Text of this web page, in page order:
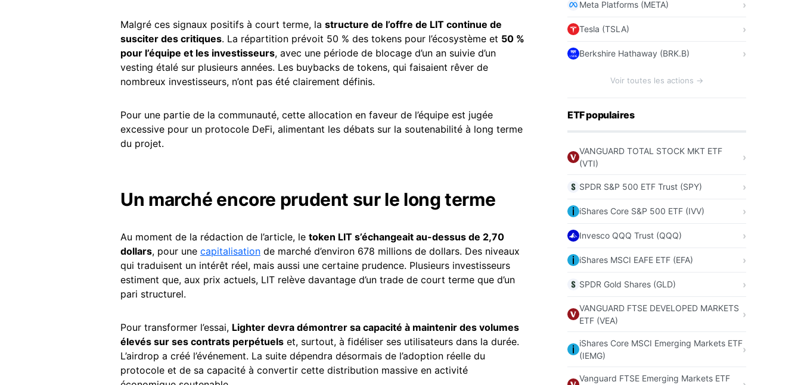
Malgré ces signaux positifs à court terme, la structure de l’offre de LIT continue de
susciter des critiques. La répartition prévoit 50 % des tokens pour l’écosystème et 50 %
pour l’équipe et les investisseurs, avec une période de blocage d’un an suivie d’un
vesting étalé sur plusieurs années. Les buybacks de tokens, qui faisaient rêver de
nombreux investisseurs, n’ont pas été clairement définis.
Pour une partie de la communauté, cette allocation en faveur de l’équipe est jugée
excessive pour un protocole DeFi, alimentant les débats sur la soutenabilité à long terme
du projet.
Un marché encore prudent sur le long terme
Au moment de la rédaction de l’article, le token LIT s’échangeait au-dessus de 2,70
dollars, pour une capitalisation de marché d’environ 678 millions de dollars. Des niveaux
qui traduisent un intérêt réel, mais aussi une certaine prudence. Plusieurs investisseurs
estiment que, aux prix actuels, LIT relève davantage d’un trade de court terme que d’un
pari structurel.
Pour transformer l’essai, Lighter devra démontrer sa capacité à maintenir des volumes
élevés sur ses contrats perpétuels et, surtout, à fidéliser ses utilisateurs dans la durée.
L’airdrop a créé l’événement. La suite dépendra désormais de l’adoption réelle du
protocole et de sa capacité à convertir cette distribution massive en activité
Meta Platforms (META)
Tesla (TSLA)
Berkshire Hathaway (BRK.B)
Voir toutes les actions →
ETF populaires
VANGUARD TOTAL STOCK MKT ETF
(VTI)
SPDR S&P 500 ETF Trust (SPY)
iShares Core S&P 500 ETF (IVV)
Invesco QQQ Trust (QQQ)
iShares MSCI EAFE ETF (EFA)
SPDR Gold Shares (GLD)
VANGUARD FTSE DEVELOPED MARKETS
ETF (VEA)
iShares Core MSCI Emerging Markets ETF
(IEMG)
Vanguard FTSE Emerging Markets ETF